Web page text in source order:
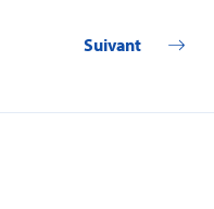
Suivant